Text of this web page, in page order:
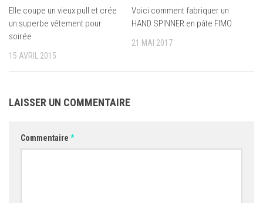
Elle coupe un vieux pull et crée
un superbe vêtement pour
soirée
15 AVRIL 2015
Voici comment fabriquer un
HAND SPINNER en pâte FIMO
21 MAI 2017
LAISSER UN COMMENTAIRE
Commentaire *